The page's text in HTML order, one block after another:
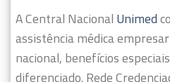
A Central Nacional Unimed
assistência médica
nacional, benefícios
diferenciado. Rede